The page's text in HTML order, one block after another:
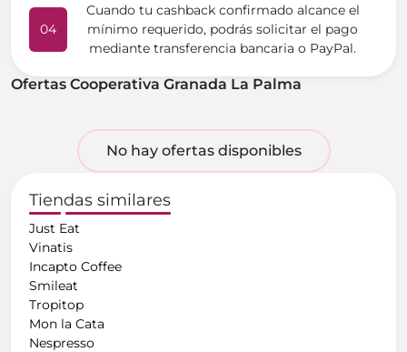
04
Cuando tu cashback confirmado alcance el
mínimo requerido, podrás solicitar el pago
mediante transferencia bancaria o PayPal.
Ofertas Cooperativa Granada La Palma
No hay ofertas disponibles
Tiendas similares
Just Eat
Vinatis
Incapto Coffee
Smileat
Tropitop
Mon la Cata
Nespresso